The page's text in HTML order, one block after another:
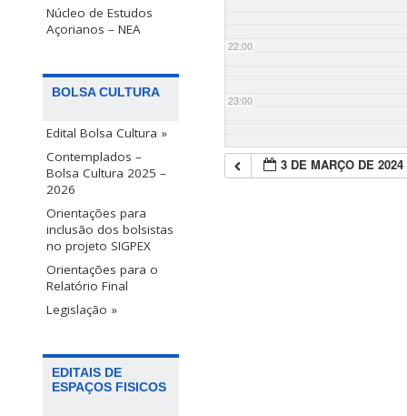
Núcleo de Estudos
Açorianos – NEA
BOLSA CULTURA
Edital Bolsa Cultura »
Contemplados –
Bolsa Cultura 2025 –
2026
Orientações para
inclusão dos bolsistas
no projeto SIGPEX
Orientações para o
Relatório Final
Legislação »
EDITAIS DE
ESPAÇOS FISICOS
22:00
23:00
3 DE MARÇO DE 2024